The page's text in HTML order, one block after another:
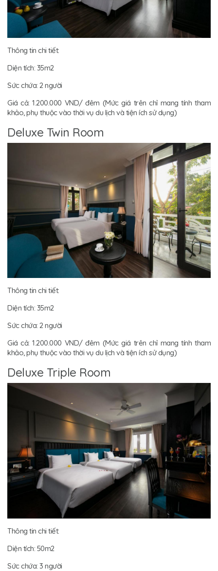
Thông tin chi tiết:
Diện tích: 35m2
Sức chứa: 2 người
Giá cả: 1.200.000 VND/ đêm (Mức giá trên chỉ mang tính tham
khảo, phụ thuộc vào thời vụ du lịch và tiện ích sử dụng)
Deluxe Twin Room
Thông tin chi tiết:
Diện tích: 35m2
Sức chứa: 2 người
Giá cả: 1.200.000 VND/ đêm (Mức giá trên chỉ mang tính tham
khảo, phụ thuộc vào thời vụ du lịch và tiện ích sử dụng)
Deluxe Triple Room
Thông tin chi tiết:
Diện tích: 50m2
Sức chứa: 3 người